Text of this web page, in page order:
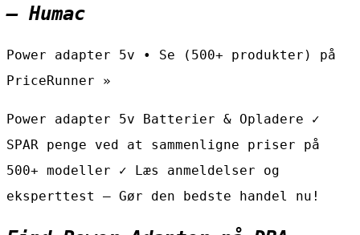
– Humac
Power adapter 5v • Se (500+ produkter) på
PriceRunner »
Power adapter 5v Batterier & Opladere ✓
SPAR penge ved at sammenligne priser på
500+ modeller ✓ Læs anmeldelser og
eksperttest – Gør den bedste handel nu!